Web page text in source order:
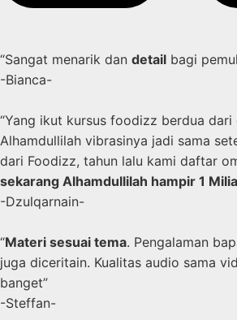
“Sangat menarik dan detail bagi
-Bianca-
“Yang ikut kursus foodizz berdua
Alhamdullilah vibrasinya jadi sama
dari Foodizz, tahun lalu kami daftar
sekarang Alhamdullilah hampir 1
-Dzulqarnain-
“Materi sesuai tema. Pengalaman
juga diceritain. Kualitas audio sama
banget”
-Steffan-